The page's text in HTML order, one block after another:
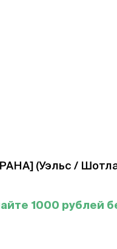
(Уэльс /
1000 рублей